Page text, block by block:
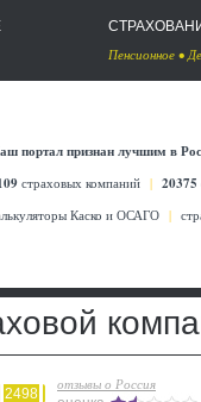
Пенсионное •
портал признан лучшим в
страховых компаний | 20375
Каско и ОСАГО |
2498
отзывы о Россия